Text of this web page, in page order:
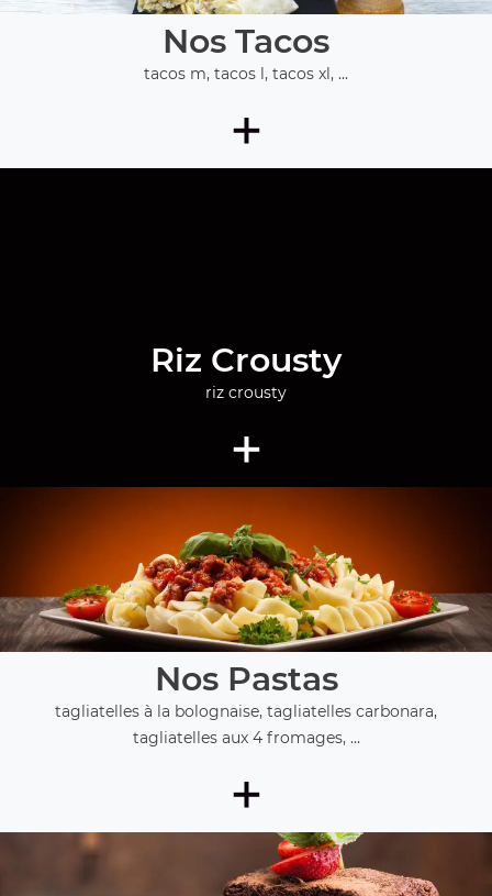
Nos Tacos
tacos m, tacos l, tacos xl, ...
+
Riz Crousty
riz crousty
+
Nos Pastas
tagliatelles à la bolognaise, tagliatelles carbonara,
tagliatelles aux 4 fromages, ...
+